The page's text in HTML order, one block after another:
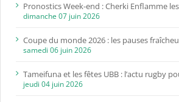
Pronostics Week-end : Cherki Enflamme
dimanche 07 juin 2026
Coupe du monde 2026 : les pauses
samedi 06 juin 2026
Tameifuna et les fêtes UBB : l’actu rugby
jeudi 04 juin 2026